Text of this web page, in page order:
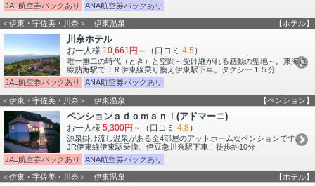
JAL航空券パックあり
ANA航空券パックあり
＜伊東・宇佐美・川奈＞ 伊東温泉 【ホテル】
川奈ホテル
お一人様 10,661円～ （口コミ 4.5）
唯一無二の時代（とき）と空間～受け継がれる感動の聖地～。東海道
線熱海駅でＪＲ伊東線乗り換え伊東駅下車。タクシー１５分
JAL航空券パックあり
ANA航空券パックあり
＜伊東・宇佐美・川奈＞ 伊東温泉 【ペンション】
ペンションａｄｏｍａｎｉ(アドマーニ)
お一人様 5,300円～ （口コミ 4.8）
源泉掛け流し温泉がある全4部屋のアットホームなペンションです。
JR伊東線伊東駅乗換、伊豆急川奈駅下車、徒歩約10分
JAL航空券パックあり
ANA航空券パックあり
＜伊東・宇佐美・川奈＞ 伊東温泉 【ホテル】